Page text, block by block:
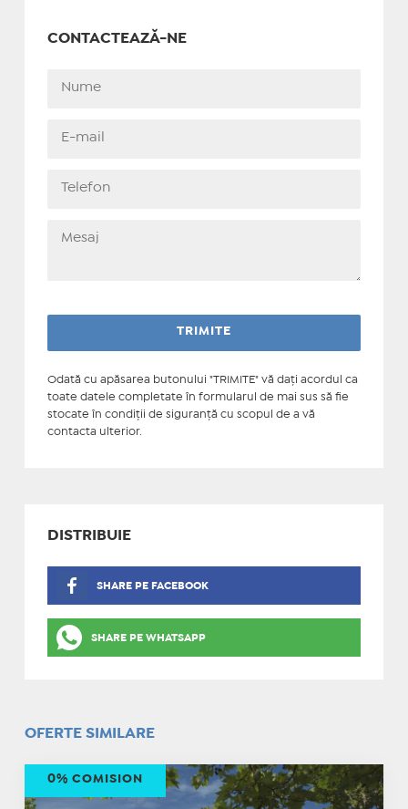
CONTACTEAZĂ-NE
Odată cu apăsarea butonului "TRIMITE" vă daţi acordul ca
toate datele completate în formularul de mai sus să fie
stocate în condiţii de siguranţă cu scopul de a vă
contacta ulterior.
DISTRIBUIE
SHARE PE FACEBOOK
SHARE PE WHATSAPP
OFERTE SIMILARE
0% COMISION